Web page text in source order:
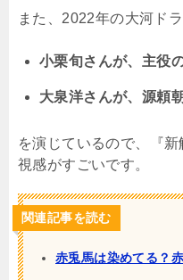
また、 2022年の大河ド
小栗旬さんが、主役
大泉洋さんが、源頼朝
を演じているので、『
視感がすごいです。
関連記事を読む
赤兎馬は染めてる？